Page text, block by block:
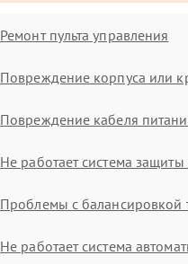
Ремонт пульта управления
Повреждение корпуса или
Повреждение кабеля
Не работает система защиты
Проблемы с балансировкой
Не работает система